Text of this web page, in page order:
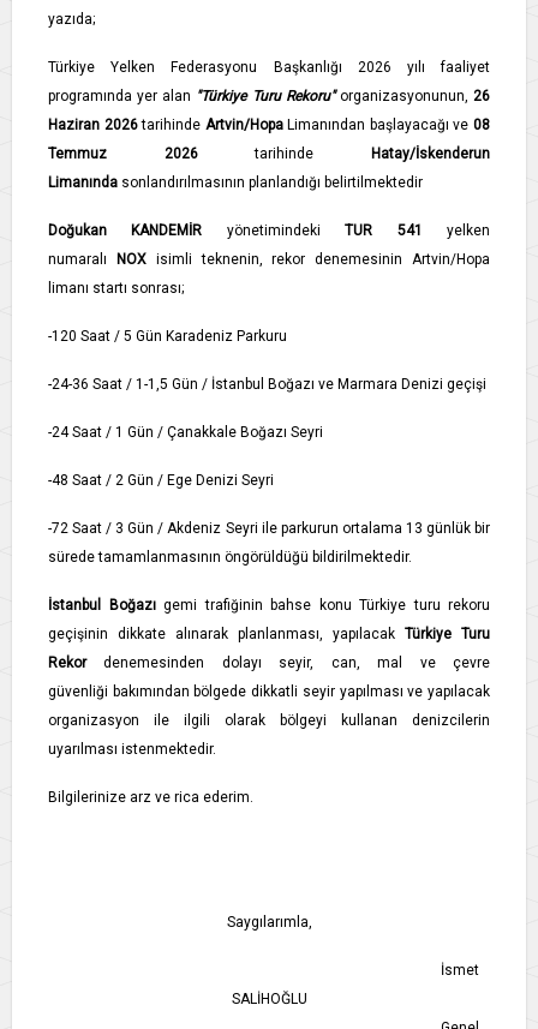
yazıda;
Türkiye Yelken Federasyonu Başkanlığı 2026 yılı faaliyet
programında yer alan "Türkiye Turu Rekoru"organizasyonunun, 26
Haziran 2026tarihinde Artvin/HopaLimanından başlayacağı ve08
Temmuz 2026tarihinde Hatay/İskenderun
Limanında sonlandırılmasının planlandığı belirtilmektedir
Doğukan KANDEMİR yönetimindekiTUR 541
yelken
numaralı NOXisimli teknenin, rekor denemesinin Artvin/Hopa
limanı startı sonrası;
-120 Saat / 5 Gün Karadeniz Parkuru
-24-36 Saat / 1-1,5 Gün / İstanbul Boğazı ve Marmara Denizi geçişi
-24 Saat / 1 Gün / Çanakkale Boğazı Seyri
-48 Saat / 2 Gün / Ege Denizi Seyri
-72 Saat / 3 Gün / Akdeniz Seyri ile parkurun ortalama 13 günlük bir
sürede tamamlanmasının öngörüldüğü bildirilmektedir.
İstanbul Boğazıgemi trafiğinin bahse konu Türkiye turu rekoru
geçişinin dikkate alınarak planlanması, yapılacak Türkiye Turu
Rekordenemesinden dolayı seyir, can, mal ve çevre
güvenliği bakımından bölgede dikkatli seyir yapılması ve yapılacak
organizasyon ile ilgili olarak bölgeyi kullanan denizcilerin
uyarılması istenmektedir.
Bilgilerinize arz ve rica ederim.
Saygılarımla,
İsmet
SALİHOĞLU